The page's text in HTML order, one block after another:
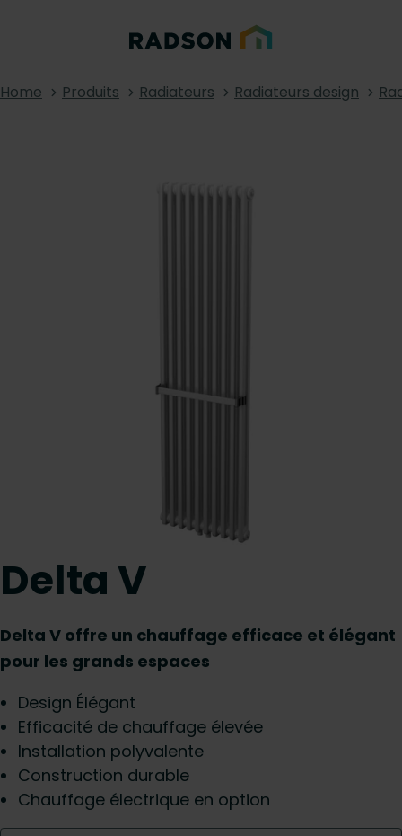
Home Produits Radiateurs Radiateurs design
Delta V
Delta V offre un chauffage efficace et élégant
pour les grands espaces
Design Élégant
Efficacité de chauffage élevée
Installation polyvalente
Construction durable
Chauffage électrique en option